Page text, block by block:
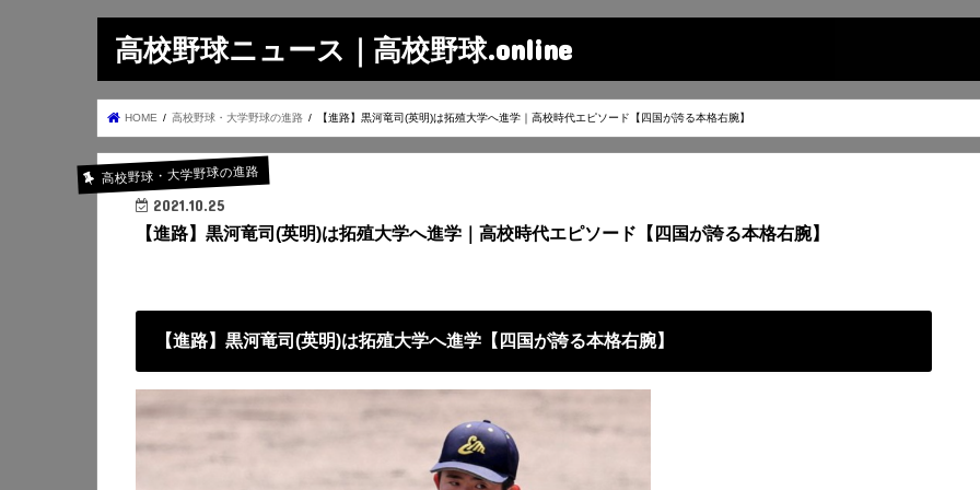
高校野球ニュース｜高校野球.online
HOME 高校野球・大学野球の進路 【進路】黒河竜司(英明)は拓殖大学へ進学｜高校時代エピソード【四国が誇る本格右腕】
高校野球・大学野球の進路
2021.10.25
【進路】黒河竜司(英明)は拓殖大学へ進学｜高校時代エピソード【四国が誇る本格右腕】
【進路】黒河竜司(英明)は拓殖大学へ進学【四国が誇る本格右腕】